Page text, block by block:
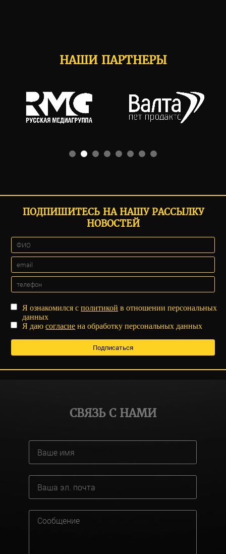
НАШИ ПАРТНЕРЫ
ПОДПИШИТЕСЬ НА НАШУ РАССЫЛКУ
НОВОСТЕЙ
Я ознакомился сполитикой в отношении персональных
данных
Я даюсогласие на обработку персональных данных
СВЯЗЬ С НАМИ